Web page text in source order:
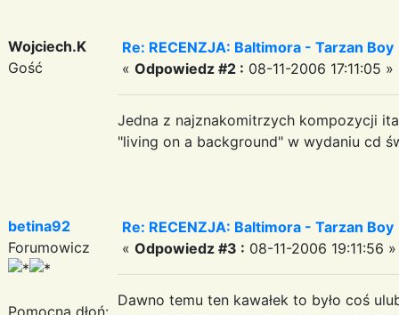
Wojciech.K
Gość
Re: RECENZJA: Baltimora - Tarzan Boy
« Odpowiedz #2 : 08-11-2006 17:11:05 »
Jedna z najznakomitrzych kompozycji
"living on a background" w wydaniu cd
betina92
Forumowicz
Pomocna dłoń:
Re: RECENZJA: Baltimora - Tarzan Boy
« Odpowiedz #3 : 08-11-2006 19:11:56 »
Dawno temu ten kawałek to było coś